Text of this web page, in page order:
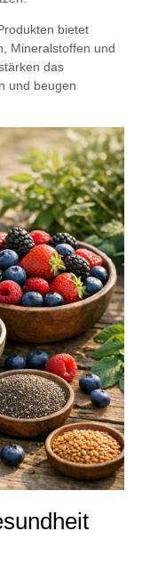
bietet
Mineralstoffen und
das
und beugen